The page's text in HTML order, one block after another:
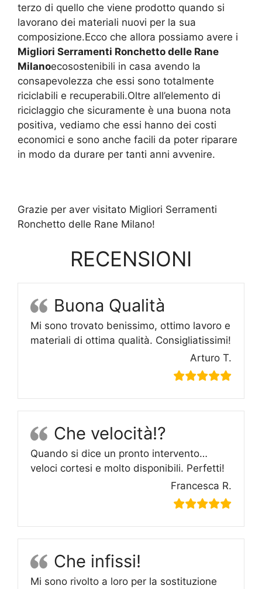
terzo di quello che viene prodotto quando si
lavorano dei materiali nuovi per la sua
composizione.Ecco che allora possiamo avere i
Migliori Serramenti Ronchetto delle Rane
Milanoecosostenibili in casa avendo la
consapevolezza che essi sono totalmente
riciclabili e recuperabili.Oltre all’elemento di
riciclaggio che sicuramente è una buona nota
positiva, vediamo che essi hanno dei costi
economici e sono anche facili da poter riparare
in modo da durare per tanti anni avvenire.
Grazie per aver visitato Migliori Serramenti
Ronchetto delle Rane Milano!
RECENSIONI
Buona Qualità
Mi sono trovato benissimo, ottimo lavoro e
materiali di ottima qualità. Consigliatissimi!
Arturo T.
Che velocità!?
Quando si dice un pronto intervento…
veloci cortesi e molto disponibili. Perfetti!
Francesca R.
Che infissi!
Mi sono rivolto a loro per la sostituzione